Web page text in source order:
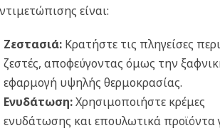
είναι:
Ζεστασιά:Κρατήστε τις πληγείσες
ζεστές, αποφεύγοντας όμως την
εφαρμογή υψηλής θερμοκρασίας.
Ενυδάτωση:Χρησιμοποιήστε κρέμες
ενυδάτωσης και επουλωτικά προϊόντα